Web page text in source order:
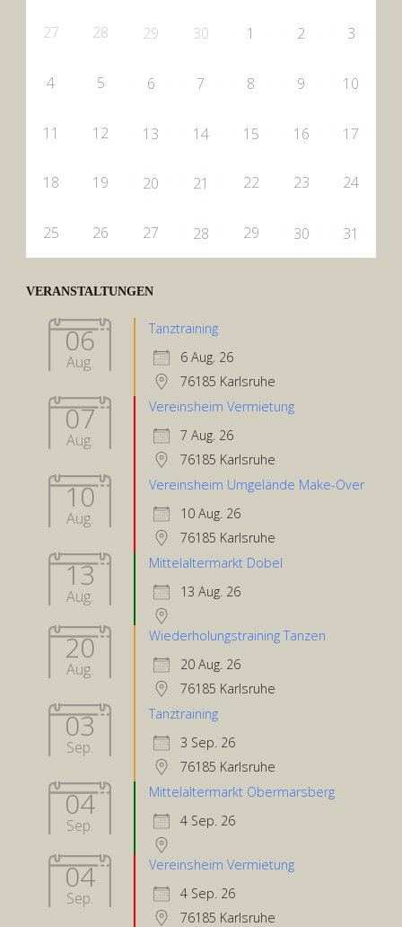
27 28 29 30 1 2 3
4 5 6 7 8 9 10
11 12 13 14 15 16 17
18 19 20 21 22 23 24
25 26 27 28 29 30 31
VERANSTALTUNGEN
06
Aug.
Tanztraining
6 Aug. 26
76185 Karlsruhe
07
Aug.
Vereinsheim Vermietung
7 Aug. 26
76185 Karlsruhe
10
Aug.
Vereinsheim Umgelände Make-Over
10 Aug. 26
76185 Karlsruhe
13
Aug.
Mittelaltermarkt Dobel
13 Aug. 26
20
Aug.
Wiederholungstraining Tanzen
20 Aug. 26
76185 Karlsruhe
03
Sep.
Tanztraining
3 Sep. 26
76185 Karlsruhe
04
Sep.
Mittelaltermarkt Obermarsberg
4 Sep. 26
04
Sep.
Vereinsheim Vermietung
4 Sep. 26
76185 Karlsruhe